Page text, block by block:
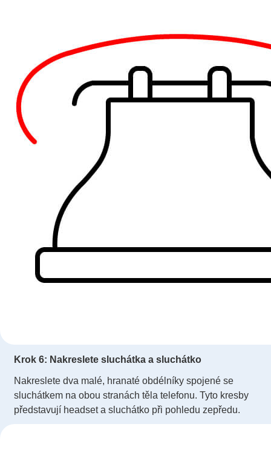
Krok 6: Nakreslete sluchátka a sluchátko
Nakreslete dva malé, hranaté obdélníky spojené se
sluchátkem na obou stranách těla telefonu. Tyto kresby
představují headset a sluchátko při pohledu zepředu.